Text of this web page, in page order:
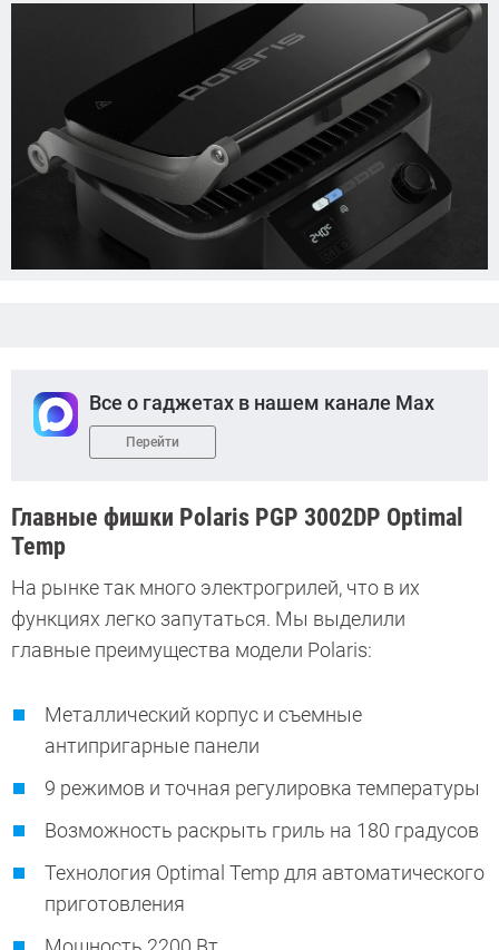
Все о гаджетах в нашем канале Max
Перейти
Главные фишки Polaris PGP 3002DP Optimal
Temp
На рынке так много электрогрилей, что в их
функциях легко запутаться. Мы выделили
главные преимущества модели Polaris:
Металлический корпус и съемные
антипригарные панели
9 режимов и точная регулировка температуры
Возможность раскрыть гриль на 180 градусов
Технология Optimal Temp для автоматического
приготовления